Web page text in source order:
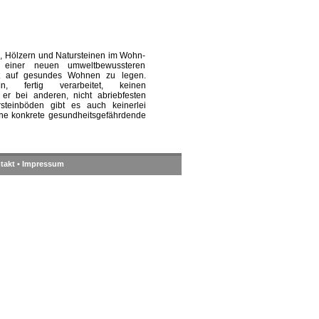
Hölzern und Natursteinen im Wohn-
neuen umweltbewussteren
auf gesundes Wohnen zu legen.
fertig verarbeitet, keinen
bei anderen, nicht abriebfesten
gibt es auch keinerlei
konkrete gesundheitsgefährdende
• Impressum